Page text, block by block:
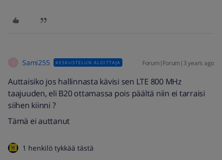
Sami255 KESKUSTELUN ALOITTAJA Forum|Forum|3 years ago
Auttaisiko jos hallinnasta kävisi sen LTE 800 MHz
taajuuden, eli B20 ottamassa pois päältä niin ei tarraisi
siihen kiinni ?
Tämä ei auttanut
1 henkilö tykkää tästä